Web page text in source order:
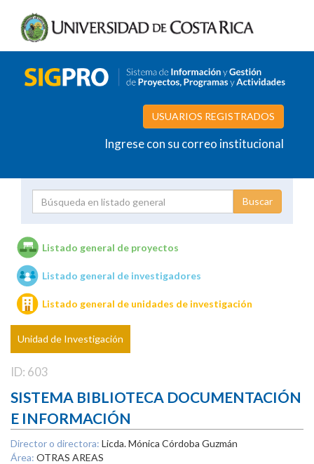
USUARIOS REGISTRADOS
Ingrese con su correo institucional
Unidades de investigación
Listado general de proyectos
Listado general de investigadores
Listado general de unidades de investigación
Unidad de Investigación
ID: 603
SISTEMA BIBLIOTECA DOCUMENTACIÓN
E INFORMACIÓN
Director o directora: Licda. Mónica Córdoba Guzmán
Área: OTRAS AREAS